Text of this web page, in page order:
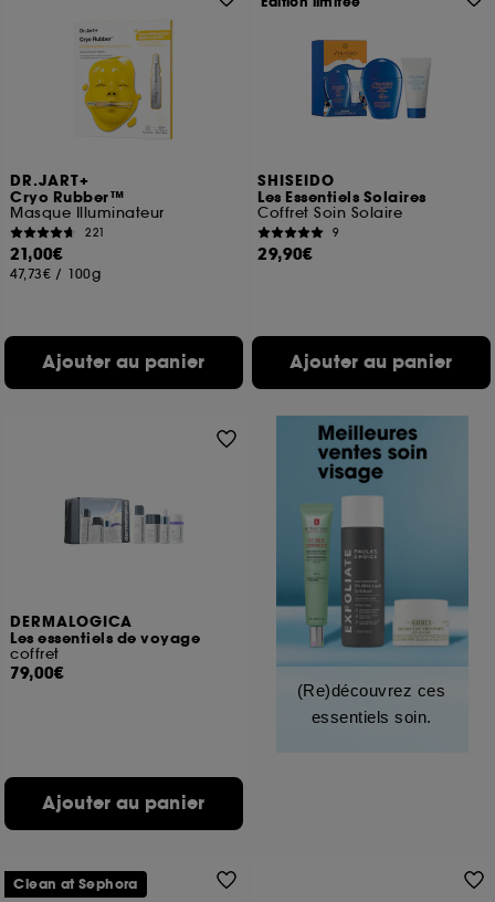
DR.JART+
Cryo Rubber™
Masque Illuminateur
221
21,00€
47,73€ / 100g
Ajouter au panier
SHISEIDO
Les Essentiels Solaires
Coffret Soin Solaire
9
29,90€
Ajouter au panier
DERMALOGICA
Les essentiels de voyage
coffret
79,00€
Ajouter au panier
(Re)découvrez ces
essentiels soin.
Clean at Sephora